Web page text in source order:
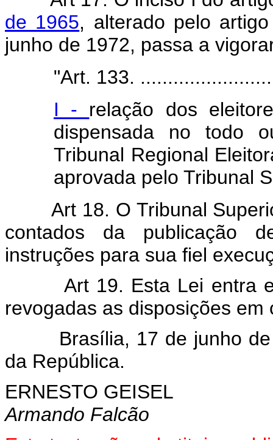
de 1965, alterado pelo
junho de 1972, passa a
"Art. 133.
I - relação dos
dispensada no todo
Tribunal Regional
aprovada pelo Tribunal
Art 18. O Tribunal
contados da publicação
instruções para sua fiel
Art 19. Esta Lei entra
revogadas as disposições em
Brasília, 17 de junho de
da República.
ERNESTO GEISEL
Armando Falcão